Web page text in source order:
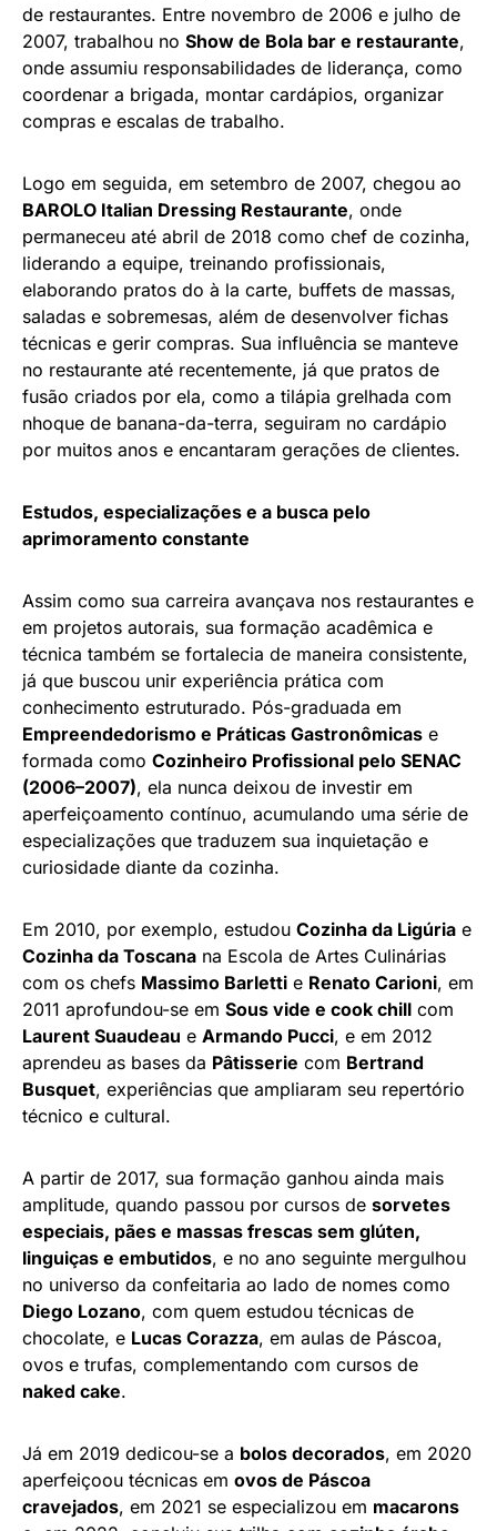
de restaurantes. Entre novembro de 2006 e julho de
2007, trabalhou no Show de Bola bar e restaurante,
onde assumiu responsabilidades de liderança, como
coordenar a brigada, montar cardápios, organizar
compras e escalas de trabalho.
Logo em seguida, em setembro de 2007, chegou ao
BAROLO Italian Dressing Restaurante, onde
permaneceu até abril de 2018 como chef de cozinha,
liderando a equipe, treinando profissionais,
elaborando pratos do à la carte, buffets de massas,
saladas e sobremesas, além de desenvolver fichas
técnicas e gerir compras. Sua influência se manteve
no restaurante até recentemente, já que pratos de
fusão criados por ela, como a tilápia grelhada com
nhoque de banana-da-terra, seguiram no cardápio
por muitos anos e encantaram gerações de clientes.
Estudos, especializações e a busca pelo
aprimoramento constante
Assim como sua carreira avançava nos restaurantes e
em projetos autorais, sua formação acadêmica e
técnica também se fortalecia de maneira consistente,
já que buscou unir experiência prática com
conhecimento estruturado. Pós-graduada em
Empreendedorismo e Práticas Gastronômicas e
formada como Cozinheiro Profissional pelo SENAC
(2006–2007), ela nunca deixou de investir em
aperfeiçoamento contínuo, acumulando uma série de
especializações que traduzem sua inquietação e
curiosidade diante da cozinha.
Em 2010, por exemplo, estudou Cozinha da Ligúria e
Cozinha da Toscana na Escola de Artes Culinárias
com os chefs Massimo Barletti e Renato Carioni, em
2011 aprofundou-se em Sous vide e cook chill com
Laurent Suaudeau e Armando Pucci, e em 2012
aprendeu as bases da Pâtisserie com Bertrand
Busquet, experiências que ampliaram seu repertório
técnico e cultural.
A partir de 2017, sua formação ganhou ainda mais
amplitude, quando passou por cursos de sorvetes
especiais, pães e massas frescas sem glúten,
linguiças e embutidos, e no ano seguinte mergulhou
no universo da confeitaria ao lado de nomes como
Diego Lozano, com quem estudou técnicas de
chocolate, e Lucas Corazza, em aulas de Páscoa,
ovos e trufas, complementando com cursos de
naked cake.
Já em 2019 dedicou-se a bolos decorados, em 2020
aperfeiçoou técnicas em ovos de Páscoa
cravejados, em 2021 se especializou em macarons